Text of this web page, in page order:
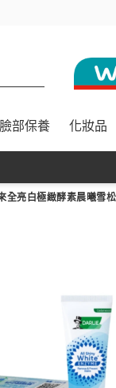
臉部保養 化妝品
全亮白極緻酵素晨曦雪